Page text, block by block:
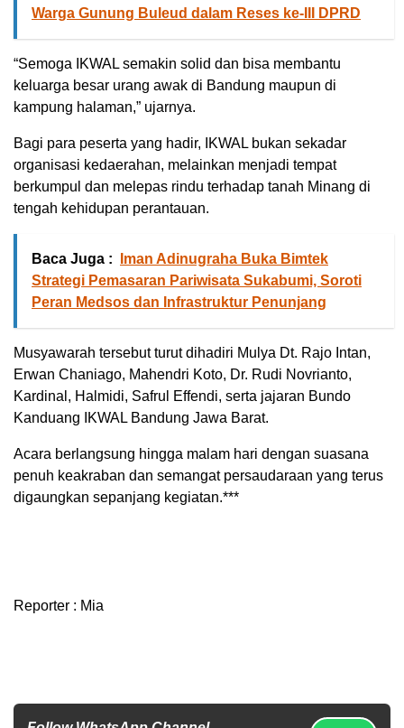
Warga Gunung Buleud dalam Reses ke-III DPRD
“Semoga IKWAL semakin solid dan bisa membantu
keluarga besar urang awak di Bandung maupun di
kampung halaman,” ujarnya.
Bagi para peserta yang hadir, IKWAL bukan sekadar
organisasi kedaerahan, melainkan menjadi tempat
berkumpul dan melepas rindu terhadap tanah Minang di
tengah kehidupan perantauan.
Baca Juga :
Iman Adinugraha Buka Bimtek
Strategi Pemasaran Pariwisata Sukabumi, Soroti
Peran Medsos dan Infrastruktur Penunjang
Musyawarah tersebut turut dihadiri Mulya Dt. Rajo Intan,
Erwan Chaniago, Mahendri Koto, Dr. Rudi Novrianto,
Kardinal, Halmidi, Safrul Effendi, serta jajaran Bundo
Kanduang IKWAL Bandung Jawa Barat.
Acara berlangsung hingga malam hari dengan suasana
penuh keakraban dan semangat persaudaraan yang terus
digaungkan sepanjang kegiatan.***
Reporter : Mia